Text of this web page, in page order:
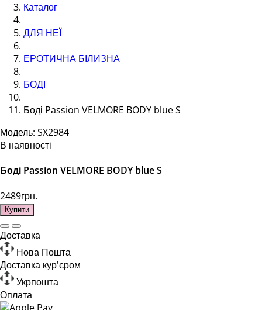
Каталог
ДЛЯ НЕЇ
ЕРОТИЧНА БІЛИЗНА
БОДІ
Боді Passion VELMORE BODY blue S
Модель: SX2984
В наявності
Боді Passion VELMORE BODY blue S
2489грн.
Купити
Доставка
Нова Пошта
Доставка кур'єром
Укрпошта
Оплата